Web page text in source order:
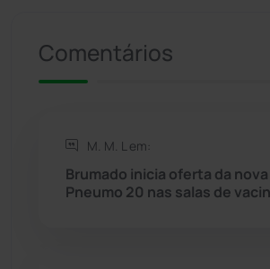
Riacho de Santana
Rio de Contas
Rio do Antônio
Comentários
M. M. L em:
Brumado inicia oferta da
Pneumo 20 nas salas de